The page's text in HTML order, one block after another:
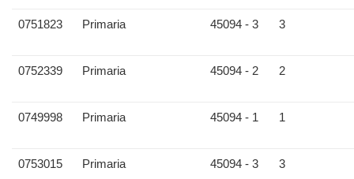
0751823 Primaria 45094 - 3 3
0752339 Primaria 45094 - 2 2
0749998 Primaria 45094 - 1 1
0753015 Primaria 45094 - 3 3